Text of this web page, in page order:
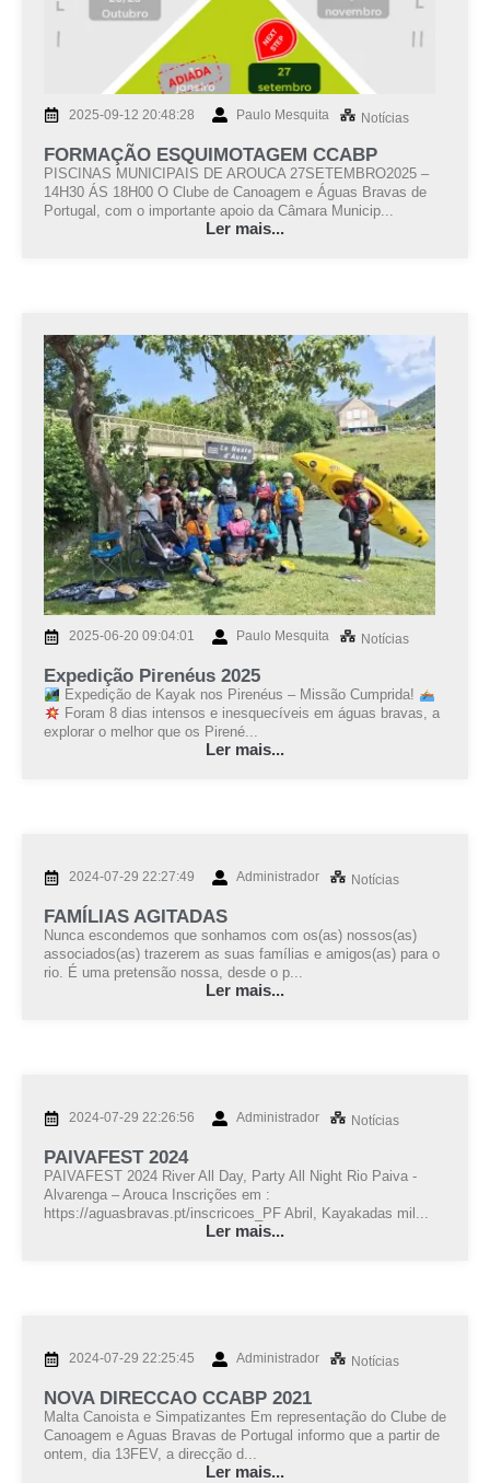
2025-09-12 20:48:28 Paulo Mesquita Notícias
FORMAÇÃO ESQUIMOTAGEM CCABP
PISCINAS MUNICIPAIS DE AROUCA 27SETEMBRO2025 –
14H30 ÁS 18H00 O Clube de Canoagem e Águas Bravas de
Portugal, com o importante apoio da Câmara Municip...
Ler mais...
2025-06-20 09:04:01 Paulo Mesquita Notícias
Expedição Pirenéus 2025
Expedição de Kayak nos Pirenéus – Missão Cumprida!
Foram 8 dias intensos e inesquecíveis em águas bravas, a
explorar o melhor que os Pirené...
Ler mais...
2024-07-29 22:27:49 Administrador Notícias
FAMÍLIAS AGITADAS
Nunca escondemos que sonhamos com os(as) nossos(as)
associados(as) trazerem as suas famílias e amigos(as) para o
rio. É uma pretensão nossa, desde o p...
Ler mais...
2024-07-29 22:26:56 Administrador Notícias
PAIVAFEST 2024
PAIVAFEST 2024 River All Day, Party All Night Rio Paiva -
Alvarenga – Arouca Inscrições em :
https://aguasbravas.pt/inscricoes_PF Abril, Kayakadas mil...
Ler mais...
2024-07-29 22:25:45 Administrador Notícias
NOVA DIRECCAO CCABP 2021
Malta Canoista e Simpatizantes Em representação do Clube de
Canoagem e Aguas Bravas de Portugal informo que a partir de
ontem, dia 13FEV, a direcção d...
Ler mais...